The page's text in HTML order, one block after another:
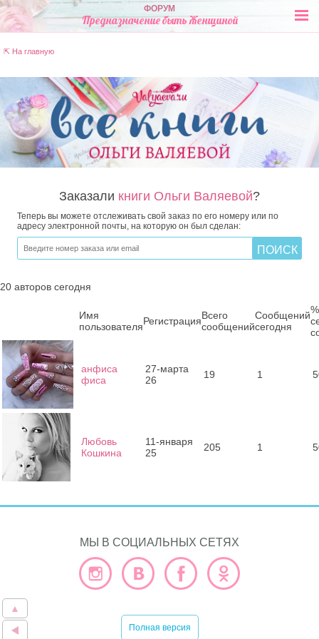
ФОРУМ
Предназначение быть Женщиной
⇱ На главную
Заказали книги Ольги Валяевой?
Теперь вы можете отслеживать свой заказ по его номеру или по
адресу электронной почты, на которую он был сделан:
20 авторов сегодня
Имя
пользователяРегистрацияВсего
сообщений
Сообщений
сегодня
%
анфиса
фиса
27-марта
26
19 1
Любовь
Кошкина
11-января
25
205 1
МЫ В СОЦИАЛЬНЫХ СЕТЯХ
Полная версия
▲